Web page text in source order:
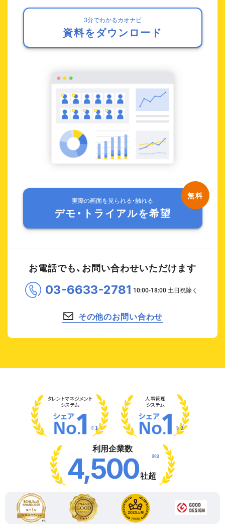
3分でわかるカオナビ
資料をダウンロード
実際の画面を見られる・触れる
デモ・トライアルを希望
お電話でも、お問い合わせいただけます
03-6633-2781
その他のお問い合わせ
タレントマネジメント
システム
※1
人事管理
システム
※2
利用企業数
4,500社超
※3